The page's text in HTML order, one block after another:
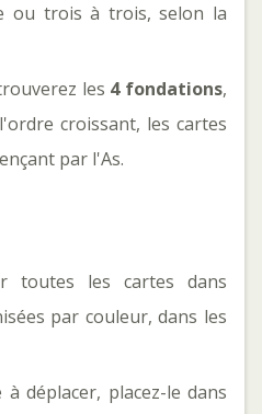
ou trois à trois, selon la
les 4 fondations,
croissant, les cartes
par l'As.
toutes les cartes dans
par couleur, dans les
déplacer, placez-le dans